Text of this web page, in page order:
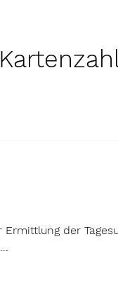
Ermittlung der